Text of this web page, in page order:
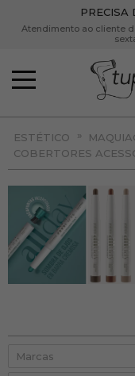
PRECISA
Atendimento ao cliente
ESTÉTICO »
COBERTORES